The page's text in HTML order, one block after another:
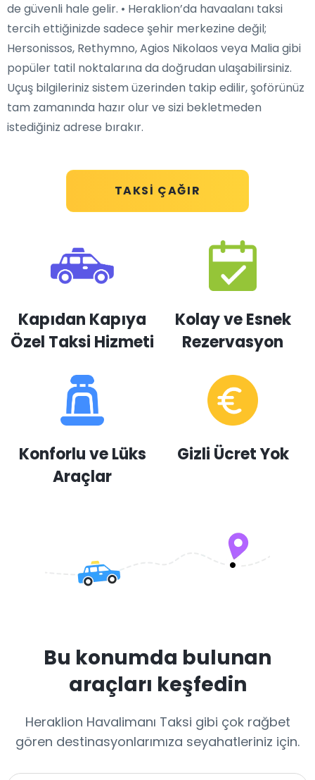
TAKSI ÇAĞIR
de güvenli hale gelir. • Heraklion’da havaalanı taksi
tercih ettiğinizde sadece şehir merkezine değil;
Hersonissos, Rethymno, Agios Nikolaos veya Malia gibi
popüler tatil noktalarına da doğrudan ulaşabilirsiniz.
Uçuş bilgileriniz sistem üzerinden takip edilir, şoförünüz
tam zamanında hazır olur ve sizi bekletmeden
istediğiniz adrese bırakır.
Kapıdan Kapıya
Özel Taksi Hizmeti
Kolay ve Esnek
Rezervasyon
Konforlu ve Lüks
Araçlar
Gizli Ücret Yok
Bu konumda bulunan
araçları keşfedin
Heraklion Havalimanı Taksi gibi çok rağbet
gören destinasyonlarımıza seyahatleriniz için.